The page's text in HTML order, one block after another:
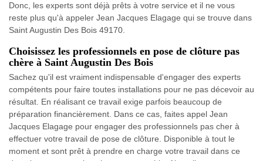
Donc, les experts sont déjà prêts à votre service et il ne vous
reste plus qu'à appeler Jean Jacques Elagage qui se trouve dans
Saint Augustin Des Bois 49170.
Choisissez les professionnels en pose de clôture pas
chère à Saint Augustin Des Bois
Sachez qu'il est vraiment indispensable d'engager des experts
compétents pour faire toutes installations pour ne pas décevoir au
résultat. En réalisant ce travail exige parfois beaucoup de
préparation financièrement. Dans ce cas, faites appel Jean
Jacques Elagage pour engager des professionnels pas cher à
effectuer votre travail de pose de clôture. Disponible à tout le
moment et sont prêt à prendre en charge votre travail dans ce